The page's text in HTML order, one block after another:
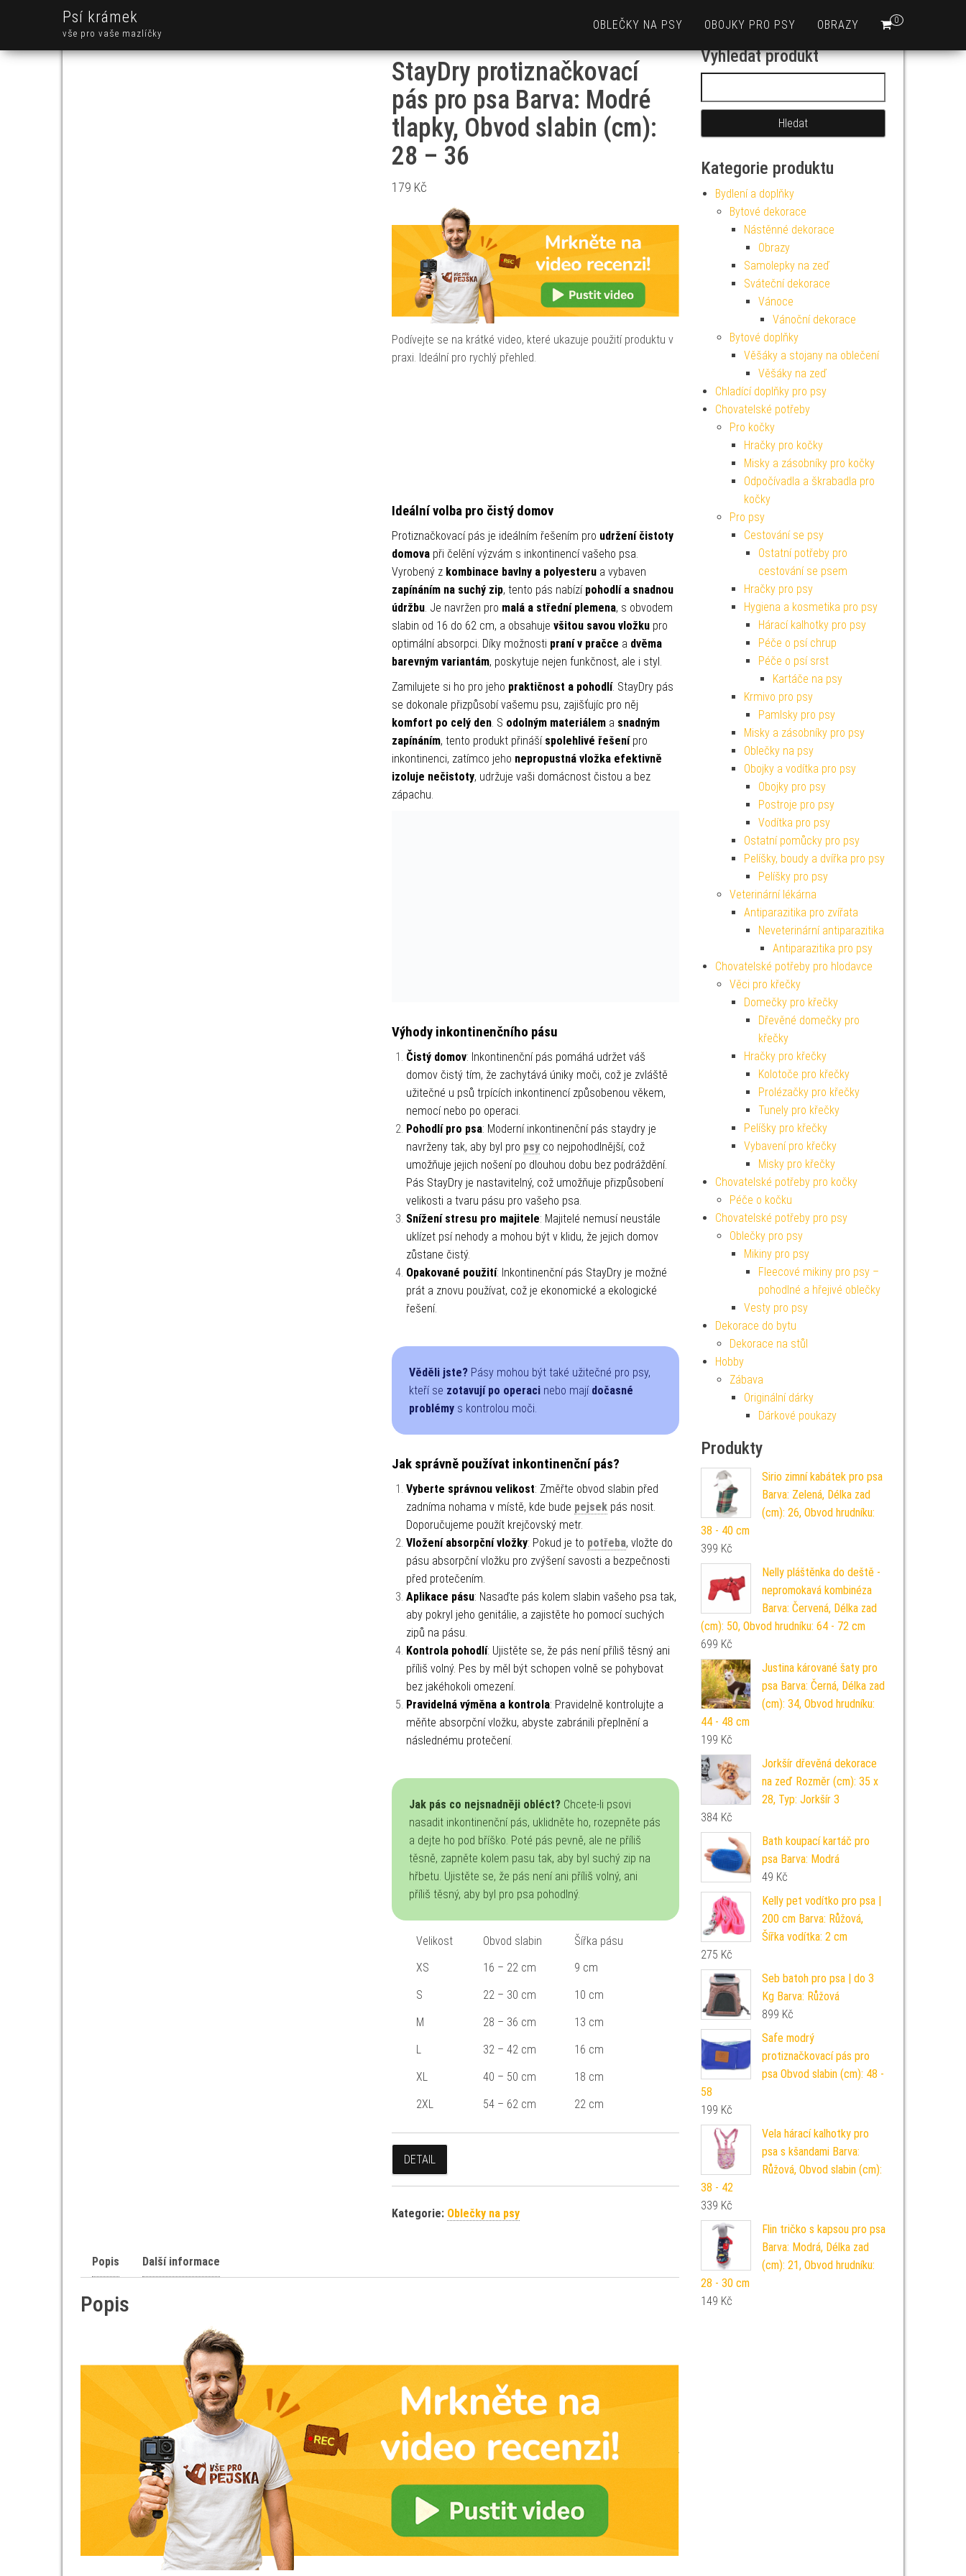
Psí krámek
vše pro vaše mazlíčky
0
OBLEČKY NA PSY OBOJKY PRO PSY OBRAZY
StayDry protiznačkovací
pás pro psa Barva: Modré
tlapky, Obvod slabin (cm):
28 – 36
179 Kč
Podívejte se na krátké video, které ukazuje použití produktu v
praxi. Ideální pro rychlý přehled.
Ideální volba pro čistý domov
Protiznačkovací pás je ideálním řešením pro udržení čistoty
domovapři čelění výzvám s inkontinencí vašeho psa.
Vyrobený z kombinace bavlny a polyesterua vybaven
zapínáním na suchý zip, tento pás nabízí pohodlí a snadnou
údržbu. Je navržen pro malá a střední plemena, s obvodem
slabin od 16 do 62 cm, a obsahuje všitou savou vložkupro
optimální absorpci. Díky možnosti praní v pračce a dvěma
barevným variantám, poskytuje nejen funkčnost, ale i styl.
Zamilujete si ho pro jeho praktičnost a pohodlí. StayDry pás
se dokonale přizpůsobí vašemu psu, zajišťujíc pro něj
komfort po celý den. S odolným materiálema snadným
zapínáním, tento produkt přináší spolehlivé řešenípro
inkontinenci, zatímco jeho nepropustná vložka efektivně
izoluje nečistoty, udržuje vaši domácnost čistou a bez
zápachu.
Výhody inkontinenčního pásu
Čistý domov: Inkontinenční pás pomáhá udržet váš
domov čistý tím, že zachytává úniky moči, což je zvláště
užitečné u psů trpících inkontinencí způsobenou věkem,
nemocí nebo po operaci.
Pohodlí pro psa: Moderní inkontinenční pás staydry je
navrženy tak, aby byl pro psyco nejpohodlnější, což
umožňuje jejich nošení po dlouhou dobu bez podráždění.
Pás StayDry je nastavitelný, což umožňuje přizpůsobení
velikosti a tvaru pásu pro vašeho psa.
Snížení stresu pro majitele: Majitelé nemusí neustále
uklízet psí nehody a mohou být v klidu, že jejich domov
zůstane čistý.
Opakované použití: Inkontinenční pás StayDry je možné
prát a znovu používat, což je ekonomické a ekologické
řešení.
Věděli jste?Pásy mohou být také užitečné pro psy,
kteří se zotavují po operacinebo mají dočasné
problémys kontrolou moči.
Jak správně používat inkontinenční pás?
Vyberte správnou velikost: Změřte obvod slabin před
zadníma nohama v místě, kde bude pejsekpás nosit.
Doporučujeme použít krejčovský metr.
Vložení absorpční vložky: Pokud je to potřeba, vložte do
pásu absorpční vložku pro zvýšení savosti a bezpečnosti
před protečením.
Aplikace pásu: Nasaďte pás kolem slabin vašeho psa tak,
aby pokryl jeho genitálie, a zajistěte ho pomocí suchých
zipů na pásu.
Kontrola pohodlí: Ujistěte se, že pás není příliš těsný ani
příliš volný. Pes by měl být schopen volně se pohybovat
bez jakéhokoli omezení.
Pravidelná výměna a kontrola: Pravidelně kontrolujte a
měňte absorpční vložku, abyste zabránili přeplnění a
následnému protečení.
Jak pás co nejsnadněji obléct? Chcete-li psovi
nasadit inkontinenční pás, uklidněte ho, rozepněte pás
a dejte ho pod bříško. Poté pás pevně, ale ne příliš
těsně, zapněte kolem pasu tak, aby byl suchý zip na
hřbetu. Ujistěte se, že pás není ani příliš volný, ani
příliš těsný, aby byl pro psa pohodlný.
Velikost Obvod slabin
Šířka pásu
XS
16 – 22 cm
9 cm
S
22 – 30 cm
10 cm
M
28 – 36 cm
13 cm
L
32 – 42 cm
16 cm
XL
40 – 50 cm
18 cm
2XL
54 – 62 cm 22 cm
DETAIL
Kategorie: Oblečky na psy
Popis Další informace
Popis
Vyhledat produkt
Kategorie produktu
Bydlení a doplňky
Bytové dekorace
Nástěnné dekorace
Obrazy
Samolepky na zeď
Sváteční dekorace
Vánoce
Vánoční dekorace
Bytové doplňky
Věšáky a stojany na oblečení
Věšáky na zeď
Chladící doplňky pro psy
Chovatelské potřeby
Pro kočky
Hračky pro kočky
Misky a zásobníky pro kočky
Odpočívadla a škrabadla pro
kočky
Pro psy
Cestování se psy
Ostatní potřeby pro
cestování se psem
Hračky pro psy
Hygiena a kosmetika pro psy
Hárací kalhotky pro psy
Péče o psí chrup
Péče o psí srst
Kartáče na psy
Krmivo pro psy
Pamlsky pro psy
Misky a zásobníky pro psy
Oblečky na psy
Obojky a vodítka pro psy
Obojky pro psy
Postroje pro psy
Vodítka pro psy
Ostatní pomůcky pro psy
Pelíšky, boudy a dvířka pro psy
Pelíšky pro psy
Veterinární lékárna
Antiparazitika pro zvířata
Neveterinární antiparazitika
Antiparazitika pro psy
Chovatelské potřeby pro hlodavce
Věci pro křečky
Domečky pro křečky
Dřevěné domečky pro
křečky
Hračky pro křečky
Kolotoče pro křečky
Prolézačky pro křečky
Tunely pro křečky
Pelíšky pro křečky
Vybavení pro křečky
Misky pro křečky
Chovatelské potřeby pro kočky
Péče o kočku
Chovatelské potřeby pro psy
Oblečky pro psy
Mikiny pro psy
Fleecové mikiny pro psy –
pohodlné a hřejivé oblečky
Vesty pro psy
Dekorace do bytu
Dekorace na stůl
Hobby
Zábava
Originální dárky
Dárkové poukazy
Produkty
Sirio zimní kabátek pro psa
Barva: Zelená, Délka zad
(cm): 26, Obvod hrudníku:
38 - 40 cm
399 Kč
Nelly pláštěnka do deště -
nepromokavá kombinéza
Barva: Červená, Délka zad
(cm): 50, Obvod hrudníku: 64 - 72 cm
699 Kč
Justina kárované šaty pro
psa Barva: Černá, Délka zad
(cm): 34, Obvod hrudníku:
44 - 48 cm
199 Kč
Jorkšír dřevěná dekorace
na zeď Rozměr (cm): 35 x
28, Typ: Jorkšír 3
384 Kč
Bath koupací kartáč pro
psa Barva: Modrá
49 Kč
Kelly pet vodítko pro psa |
200 cm Barva: Růžová,
Šířka vodítka: 2 cm
275 Kč
Seb batoh pro psa | do 3
Kg Barva: Růžová
899 Kč
Safe modrý
protiznačkovací pás pro
psa Obvod slabin (cm): 48 -
58
199 Kč
Vela hárací kalhotky pro
psa s kšandami Barva:
Růžová, Obvod slabin (cm):
38 - 42
339 Kč
Flin tričko s kapsou pro psa
Barva: Modrá, Délka zad
(cm): 21, Obvod hrudníku:
28 - 30 cm
149 Kč